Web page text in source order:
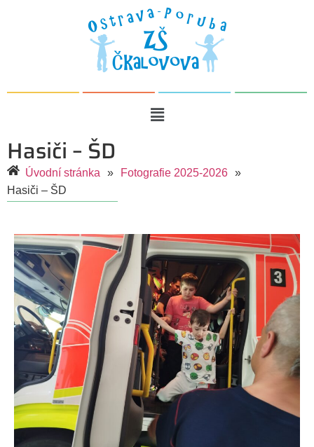
Hasiči – ŠD
Úvodní stránka » Fotografie 2025-2026 »
Hasiči – ŠD